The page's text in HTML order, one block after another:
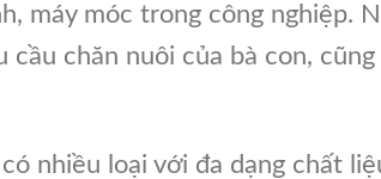
máy móc trong công nghiệp.
cầu chăn nuôi của bà con,
nhiều loại với đa dạng chất